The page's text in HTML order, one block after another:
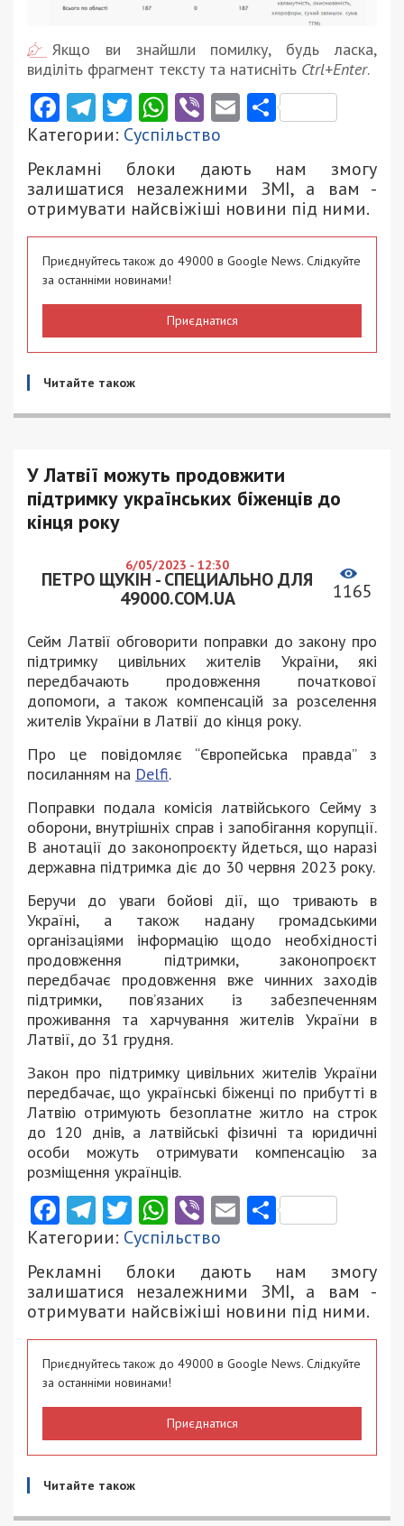
Якщо ви знайшли помилку, будь ласка,
виділіть фрагмент тексту та натисніть Ctrl+Enter.
Facebook
Telegram
Twitter
WhatsApp
ViberEmail
Категории: Суспільство
Рекламні блоки дають нам змогу
залишатися незалежними ЗМІ, а вам -
отримувати найсвіжіші новини під ними.
Приєднуйтесь також до 49000 в Google News. Слідкуйте
за останніми новинами!
Приєднатися
Читайте також
У Латвії можуть продовжити
підтримку українських біженців до
кінця року
6/05/2023 - 12:30
ПЕТРО ЩУКІН - СПЕЦИАЛЬНО ДЛЯ
49000.COM.UA
1165
Сейм Латвії обговорити поправки до закону про
підтримку цивільних жителів України, які
передбачають продовження початкової
допомоги, а також компенсацій за розселення
жителів України в Латвії до кінця року.
Про це повідомляє “Європейська правда” з
посиланням на Delfi.
Поправки подала комісія латвійського Сейму з
оборони, внутрішніх справ і запобігання корупції.
В анотації до законопроєкту йдеться, що наразі
державна підтримка діє до 30 червня 2023 року.
Беручи до уваги бойові дії, що тривають в
Україні, а також надану громадськими
організаціями інформацію щодо необхідності
продовження підтримки, законопроєкт
передбачає продовження вже чинних заходів
підтримки, пов’язаних із забезпеченням
проживання та харчування жителів України в
Латвії, до 31 грудня.
Закон про підтримку цивільних жителів України
передбачає, що українські біженці по прибутті в
Латвію отримують безоплатне житло на строк
до 120 днів, а латвійські фізичні та юридичні
особи можуть отримувати компенсацію за
розміщення українців.
Facebook
Telegram
Twitter
WhatsApp
ViberEmail
Категории: Суспільство
Рекламні блоки дають нам змогу
залишатися незалежними ЗМІ, а вам -
отримувати найсвіжіші новини під ними.
Приєднуйтесь також до 49000 в Google News. Слідкуйте
за останніми новинами!
Приєднатися
Читайте також